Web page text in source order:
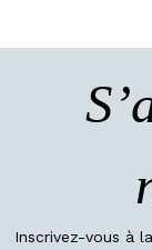
Inscrivez-vous à